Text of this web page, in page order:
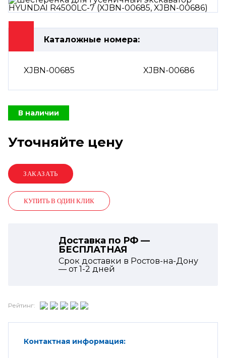
Каталожные номера:
XJBN-00685 XJBN-00686
В наличии
Уточняйте цену
КУПИТЬ В ОДИН КЛИК
Доставка по РФ —
БЕСПЛАТНАЯ
Срок доставки в Ростов-на-Дону
— от1-2 дней
Рейтинг:
Контактная информация: